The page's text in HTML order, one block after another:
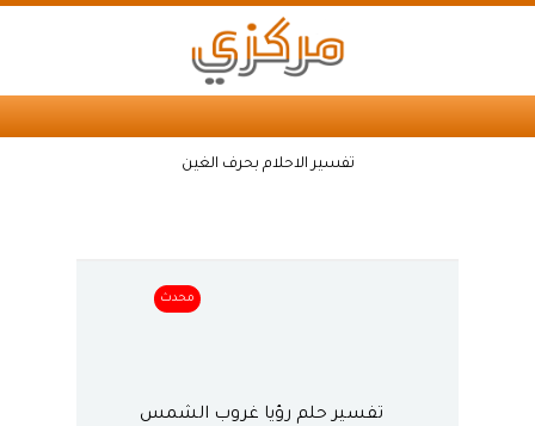
تفسير الاحلام بحرف الغين
محدث
تفسير حلم رؤيا غروب الشمس